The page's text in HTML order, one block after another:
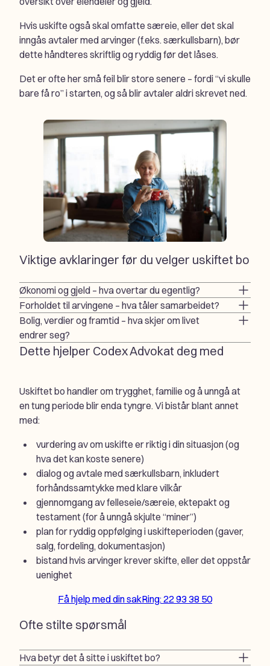
Hvis uskifte også skal omfatte særeie, eller det skal
inngås avtaler med arvinger (f.eks. særkullsbarn), bør
dette håndteres skriftlig og ryddig før det låses.
Det er ofte her små feil blir store senere – fordi “vi skulle
bare få ro” i starten, og så blir avtaler aldri skrevet ned.
Viktige avklaringer før du velger uskiftet bo
Økonomi og gjeld – hva overtar du egentlig?
Forholdet til arvingene – hva tåler samarbeidet?
Bolig, verdier og framtid – hva skjer om livet
endrer seg?
Dette hjelper Codex Advokat deg med
Uskiftet bo handler om trygghet, familie og å unngå at
en tung periode blir enda tyngre. Vi bistår blant annet
med:
vurdering av om uskifte er riktig i din situasjon (og
hva det kan koste senere)
dialog og avtale med særkullsbarn, inkludert
forhåndssamtykke med klare vilkår
gjennomgang av felleseie/særeie, ektepakt og
testament (for å unngå skjulte “miner”)
plan for ryddig oppfølging i uskifteperioden (gaver,
salg, fordeling, dokumentasjon)
bistand hvis arvinger krever skifte, eller det oppstår
uenighet
Få hjelp med din sakRing: 22 93 38 50
Ofte stilte spørsmål
Hva betyr det å sitte i uskiftet bo?